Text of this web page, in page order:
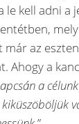
le kell adni a
az
Ahogy a
a